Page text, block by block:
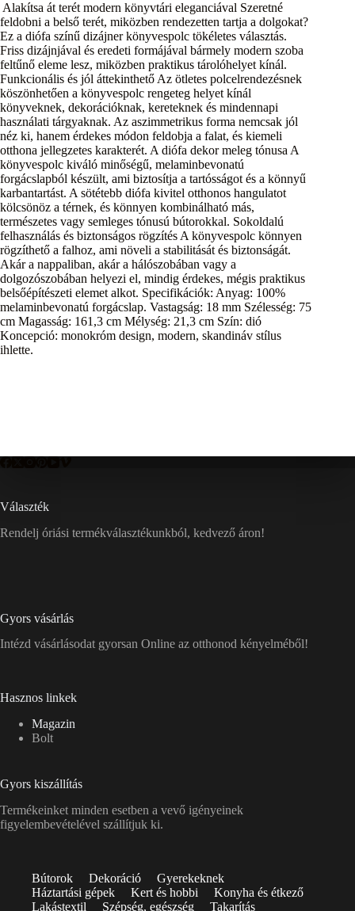
Alakítsa át terét modern könyvtári eleganciával Szeretné
feldobni a belső terét, miközben rendezetten tartja a dolgokat?
Ez a diófa színű dizájner könyvespolc tökéletes választás.
Friss dizájnjával és eredeti formájával bármely modern szoba
feltűnő eleme lesz, miközben praktikus tárolóhelyet kínál.
Funkcionális és jól áttekinthető Az ötletes polcelrendezésnek
köszönhetően a könyvespolc rengeteg helyet kínál
könyveknek, dekorációknak, kereteknek és mindennapi
használati tárgyaknak. Az aszimmetrikus forma nemcsak jól
néz ki, hanem érdekes módon feldobja a falat, és kiemeli
otthona jellegzetes karakterét. A diófa dekor meleg tónusa A
könyvespolc kiváló minőségű, melaminbevonatú
forgácslapból készült, ami biztosítja a tartósságot és a könnyű
karbantartást. A sötétebb diófa kivitel otthonos hangulatot
kölcsönöz a térnek, és könnyen kombinálható más,
természetes vagy semleges tónusú bútorokkal. Sokoldalú
felhasználás és biztonságos rögzítés A könyvespolc könnyen
rögzíthető a falhoz, ami növeli a stabilitását és biztonságát.
Akár a nappaliban, akár a hálószobában vagy a
dolgozószobában helyezi el, mindig érdekes, mégis praktikus
belsőépítészeti elemet alkot. Specifikációk: Anyag: 100%
melaminbevonatú forgácslap. Vastagság: 18 mm Szélesség: 75
cm Magasság: 161,3 cm Mélység: 21,3 cm Szín: dió
Koncepció: monokróm design, modern, skandináv stílus
ihlette.
Választék
Rendelj óriási termékválasztékunkból, kedvező áron!
Gyors vásárlás
Intézd vásárlásodat gyorsan Online az otthonod kényelméből!
Hasznos linkek
Magazin
Bolt
Gyors kiszállítás
Termékeinket minden esetben a vevő igényeinek
figyelembevételével szállítjuk ki.
Bútorok Dekoráció
Gyerekeknek
Háztartási gépek
Kert és hobbi
Konyha és étkező
Lakástextil
Szépség, egészség Takarítás